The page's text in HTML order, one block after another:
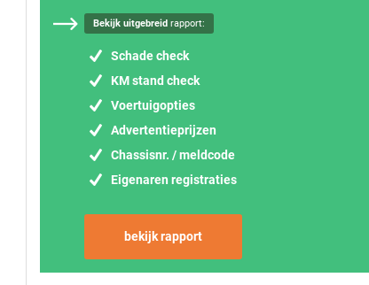
Bekijk uitgebreid rapport:
Schade check
KM stand check
Voertuigopties
Advertentieprijzen
Chassisnr. / meldcode
Eigenaren registraties
bekijk rapport